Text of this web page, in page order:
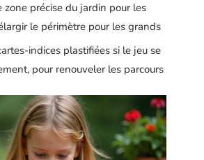
zone précise du jardin pour les
le périmètre pour les grands
indices plastifiées si le jeu se
pour renouveler les parcours